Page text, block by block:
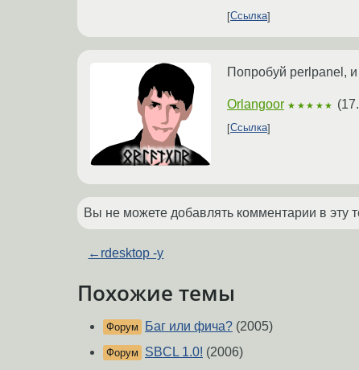
Ссылка
Попробуй perlpanel,
Orlangoor ★★★★★ (
Ссылка
Вы не можете добавлять комментарии в эту
← rdesktop -y
Похожие темы
Форум Баг или фича? (2005)
Форум SBCL 1.0! (2006)